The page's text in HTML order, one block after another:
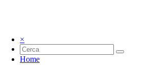
×
Home